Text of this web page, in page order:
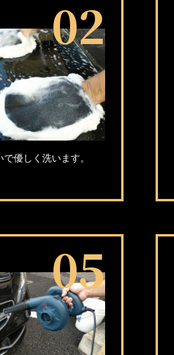
優しく洗います。